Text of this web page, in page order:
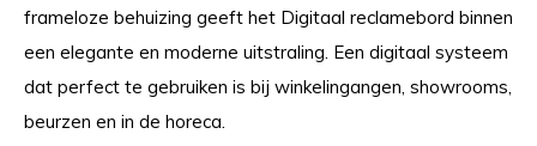
frameloze behuizing geeft het Digitaal reclamebord binnen
een elegante en moderne uitstraling. Een digitaal systeem
dat perfect te gebruiken is bij winkelingangen, showrooms,
beurzen en in de horeca.